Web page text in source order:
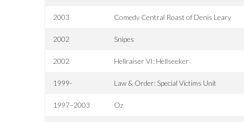
2003 Comedy Central Roast of Denis Leary
2002 Snipes
2002 Hellraiser VI: Hellseeker
1999- Law & Order: Special Victims Unit
1997–2003 Oz